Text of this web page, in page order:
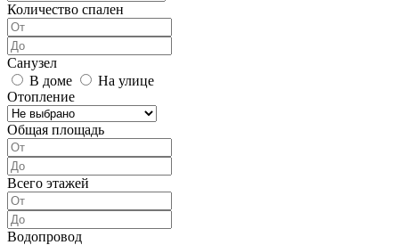
Количество спален
Санузел
В доме
На улице
Отопление
Общая площадь
Всего этажей
Водопровод